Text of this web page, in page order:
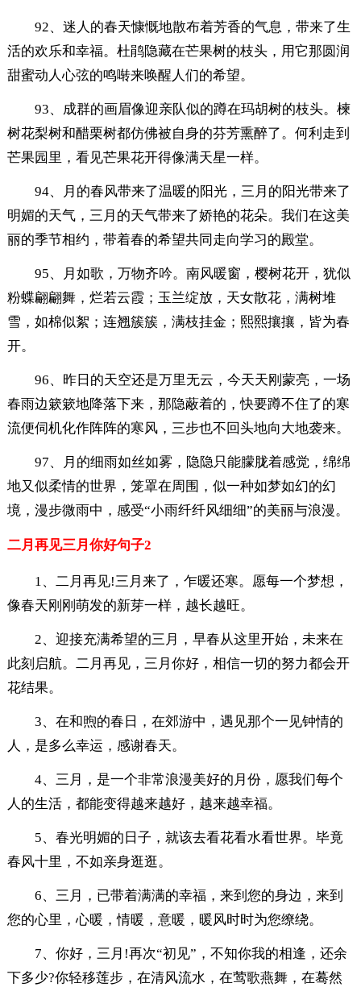
92、迷人的春天慷慨地散布着芳香的气息，带来了生
活的欢乐和幸福。杜鹃隐藏在芒果树的枝头，用它那圆润
甜蜜动人心弦的鸣啭来唤醒人们的希望。
93、成群的画眉像迎亲队似的蹲在玛胡树的枝头。楝
树花梨树和醋栗树都仿佛被自身的芬芳熏醉了。何利走到
芒果园里，看见芒果花开得像满天星一样。
94、月的春风带来了温暖的阳光，三月的阳光带来了
明媚的天气，三月的天气带来了娇艳的花朵。我们在这美
丽的季节相约，带着春的希望共同走向学习的殿堂。
95、月如歌，万物齐吟。南风暖窗，樱树花开，犹似
粉蝶翩翩舞，烂若云霞；玉兰绽放，天女散花，满树堆
雪，如棉似絮；连翘簇簇，满枝挂金；熙熙攘攘，皆为春
开。
96、昨日的天空还是万里无云，今天天刚蒙亮，一场
春雨边簌簌地降落下来，那隐蔽着的，快要蹲不住了的寒
流便伺机化作阵阵的寒风，三步也不回头地向大地袭来。
97、月的细雨如丝如雾，隐隐只能朦胧着感觉，绵绵
地又似柔情的世界，笼罩在周围，似一种如梦如幻的幻
境，漫步微雨中，感受“小雨纤纤风细细”的美丽与浪漫。
二月再见三月你好句子2
1、二月再见!三月来了，乍暖还寒。愿每一个梦想，
像春天刚刚萌发的新芽一样，越长越旺。
2、迎接充满希望的三月，早春从这里开始，未来在
此刻启航。二月再见，三月你好，相信一切的努力都会开
花结果。
3、在和煦的春日，在郊游中，遇见那个一见钟情的
人，是多么幸运，感谢春天。
4、三月，是一个非常浪漫美好的月份，愿我们每个
人的生活，都能变得越来越好，越来越幸福。
5、春光明媚的日子，就该去看花看水看世界。毕竟
春风十里，不如亲身逛逛。
6、三月，已带着满满的幸福，来到您的身边，来到
您的心里，心暖，情暖，意暖，暖风时时为您缭绕。
7、你好，三月!再次“初见”，不知你我的相逢，还余
下多少?你轻移莲步，在清风流水，在莺歌燕舞，在蓦然